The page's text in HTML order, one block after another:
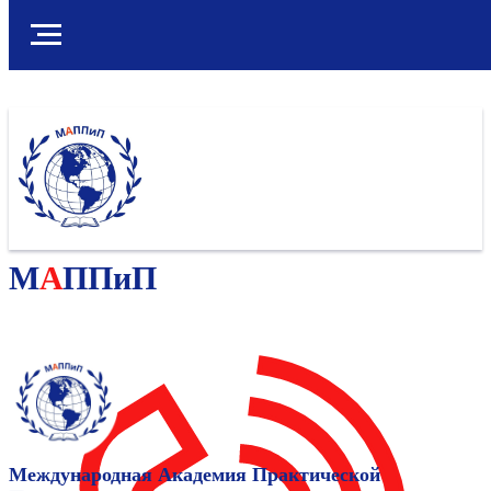
МАППиП
Международная Академия Практической